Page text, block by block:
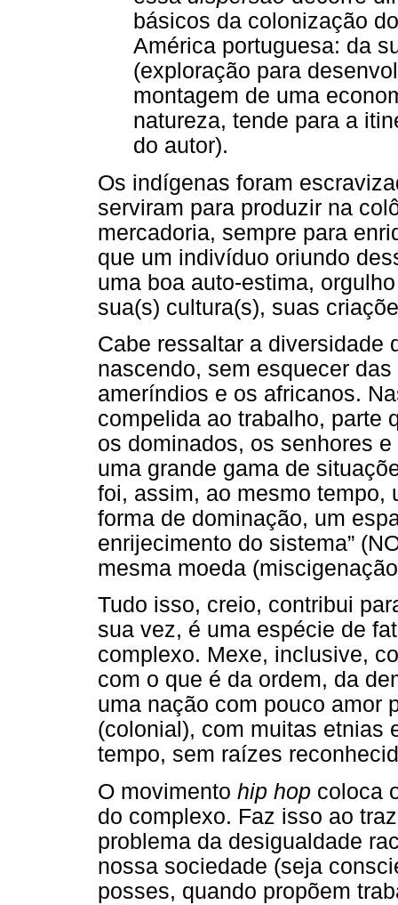
básicos da colonização
América portuguesa: da
(exploração para
montagem de uma
natureza, tende para a
do autor).
Os indígenas foram
serviram para produzir na
mercadoria, sempre para
que um indivíduo oriundo
uma boa auto-estima,
sua(s) cultura(s), suas
Cabe ressaltar a diversidade
nascendo, sem esquecer
ameríndios e os africanos.
compelida ao trabalho, parte
os dominados, os senhores
uma grande gama de
foi, assim, ao mesmo tempo,
forma de dominação, um
enrijecimento do sistema”
mesma moeda
Tudo isso, creio, contribui
sua vez, é uma espécie de
complexo. Mexe, inclusive,
com o que é da ordem, da
uma nação com pouco amor
(colonial), com muitas etnias
tempo, sem raízes
O movimento hip hop coloca
do complexo. Faz isso ao
problema da desigualdade
nossa sociedade (seja
posses, quando propõem